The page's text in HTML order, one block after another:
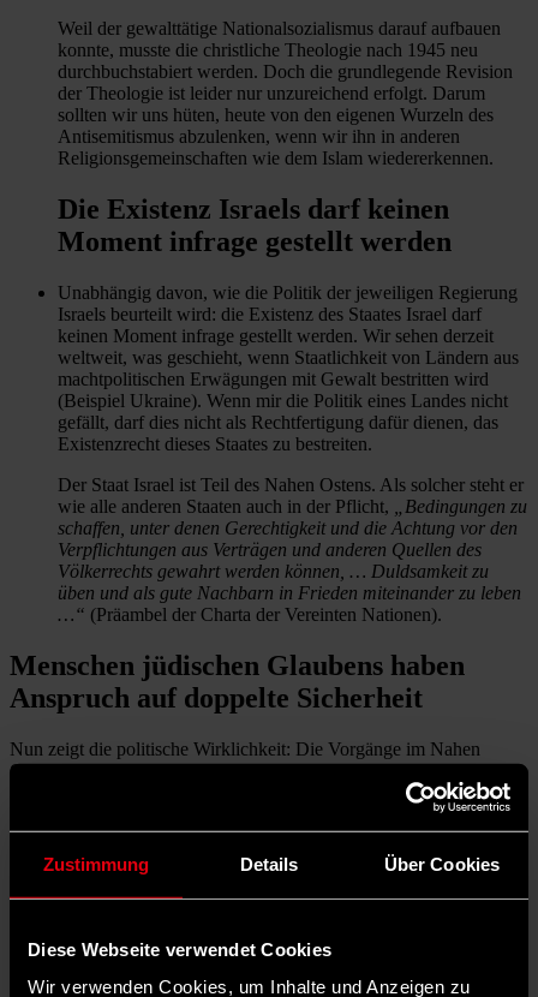
Zustimmung Details Über Cookies
Diese Webseite verwendet Cookies
Wir verwenden Cookies, um Inhalte und Anzeigen zu
Weil der gewalttätige Nationalsozialismus darauf aufbauen
konnte, musste die christliche Theologie nach 1945 neu
durchbuchstabiert werden. Doch die grundlegende Revision
der Theologie ist leider nur unzureichend erfolgt. Darum
sollten wir uns hüten, heute von den eigenen Wurzeln des
Antisemitismus abzulenken, wenn wir ihn in anderen
Religionsgemeinschaften wie dem Islam wiedererkennen.
Die Existenz Israels darf keinen
Moment infrage gestellt werden
Unabhängig davon, wie die Politik der jeweiligen Regierung
Israels beurteilt wird: die Existenz des Staates Israel darf
keinen Moment infrage gestellt werden. Wir sehen derzeit
weltweit, was geschieht, wenn Staatlichkeit von Ländern aus
machtpolitischen Erwägungen mit Gewalt bestritten wird
(Beispiel Ukraine). Wenn mir die Politik eines Landes nicht
gefällt, darf dies nicht als Rechtfertigung dafür dienen, das
Existenzrecht dieses Staates zu bestreiten.
Der Staat Israel ist Teil des Nahen Ostens. Als solcher steht er
wie alle anderen Staaten auch in der Pflicht,
„Bedingungen zu
schaffen, unter denen Gerechtigkeit und die Achtung vor den
Verpflichtungen aus Verträgen und anderen Quellen des
Völkerrechts gewahrt werden können, … Duldsamkeit zu
üben und als gute Nachbarn in Frieden miteinander zu leben
…“ (Präambel der Charta der Vereinten Nationen).
Menschen jüdischen Glaubens haben
Anspruch auf doppelte Sicherheit
Nun zeigt die politische Wirklichkeit: Die Vorgänge im Nahen
Osten und speziell die Rolle, die Israel im Nahen Osten spielt, lassen
sich nur schwer trennen von dem, wie sich Menschen jüdischen
Glaubens hier bei uns fühlen. Sie haben einen Anspruch auf eine
doppelte Sicherheit:
zum einen in Deutschland wie in jedem anderen EU-Land
angstfrei als Bürger:in Europas leben und sich frei bewegen
geschieht;
zum andern jederzeit in den Staat Israel als Land ihres
Glaubens zurück- bzw. heimkehren zu können.